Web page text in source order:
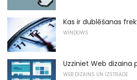
Kas ir dublēšanas
WINDOWS
Uzziniet Web dizaina
WEB DIZAINS UN IZSTRĀDE